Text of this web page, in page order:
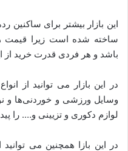
این بازار بیشتر برای ساکنین
ساخته شده است زیرا قیمت ها
باشد و هر فردی قدرت خرید از
در این بازار می توانید از
وسایل ورزشی و خوردنی‌ها و
لوازم دکوری و تزیینی و…. را
در این بازا همچنین می